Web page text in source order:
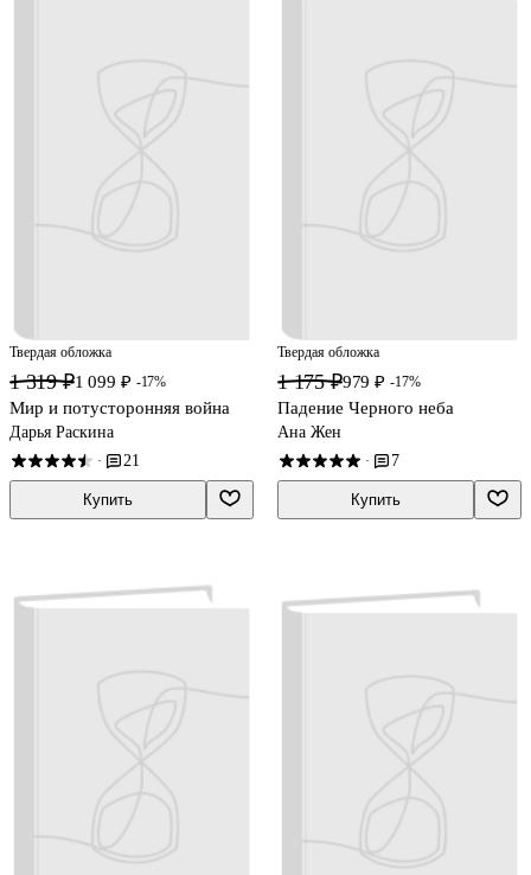
Твердая обложка
1 319 ₽1 099 ₽ -17%
Мир и потусторонняя война
Дарья Раскина
· 21
Купить
Твердая обложка
1 175 ₽979 ₽ -17%
Падение Черного неба
Ана Жен
· 7
Купить